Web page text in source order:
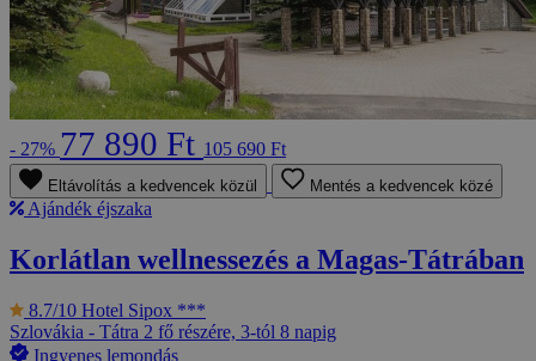
- 27% 77 890 Ft 105 690 Ft
Eltávolítás a kedvencek közül Mentés a kedvencek közé
Ajándék éjszaka
Korlátlan wellnessezés a Magas-Tátrában
8.7/10 Hotel Sipox ***
Szlovákia - Tátra 2 fő részére, 3-tól 8 napig
Ingyenes lemondás